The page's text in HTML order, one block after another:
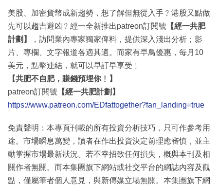
美股、加密貨幣成新趨勢，想了解但無從入手﹖港股又點做
先可以趨吉避凶﹖經一全新推出patreon訂閱號 【經一共肥
計劃】
，訪問業內專家獨家俾料，提供深入淺出分析；影
片、專欄、文字報道各適其適。而家有早鳥優惠，每月10
美元，點擊連結，就可以早訂早享受﹗
【共肥不自肥，賺錢預埋你﹗】
patreon訂閱號 【經一共肥計劃】
https://www.patreon.com/EDfattogether?fan_landing=true
免責聲明：本專頁刊載的所有投資分析技巧，只可作參考用
途。市場瞬息萬變，讀者在作出投資決定前理應審慎，並主
動掌握市場最新狀況。若不幸招致任何損失，概與本刊及相
關作者無關。而本集團旗下網站或社交平台的網誌內容及觀
點，僅屬筆者個人意見，與新傳媒立場無關。本集團旗下網